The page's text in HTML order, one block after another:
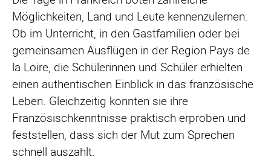
Möglichkeiten, Land und Leute kennenzulernen.
Ob im Unterricht, in den Gastfamilien oder bei
gemeinsamen Ausflügen in der Region Pays de
la Loire, die Schülerinnen und Schüler erhielten
einen authentischen Einblick in das französische
Leben. Gleichzeitig konnten sie ihre
Französischkenntnisse praktisch erproben und
feststellen, dass sich der Mut zum Sprechen
schnell auszahlt.